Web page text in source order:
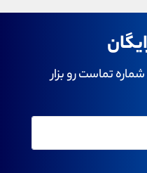
تماست رو بزار